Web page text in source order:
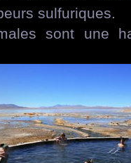
sulfuriques.
sont une